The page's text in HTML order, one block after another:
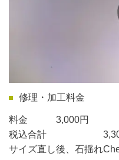
修理・加工料金
料金 3,000円
税込合計
サイズ直し後、石揺れ